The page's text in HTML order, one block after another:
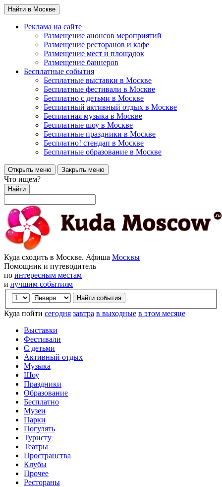
Найти в Москве
Реклама на сайте
Размещение анонсов мероприятий
Размещение ресторанов и кафе
Размещение мест и площадок
Размещение баннеров
Бесплатные события
Бесплатные выставки в Москве
Бесплатные фестивали в Москве
Бесплатно с детьми в Москве
Бесплатный активный отдых в Москве
Бесплатная музыка в Москве
Бесплатные шоу в Москве
Бесплатные праздники в Москве
Бесплатно! стендап в Москве
Бесплатные образование в Москве
Открыть меню Закрыть меню
Что ищем?
Найти
Куда сходить в Москве. Афиша Москвы
Помощник и путеводитель
по интересным местам
и лучшим событиям
Куда пойти сегодня завтра в выходные в этом месяце
Выставки
Фестивали
С детьми
Активный отдых
Музыка
Шоу
Праздники
Образование
Бесплатно
Музеи
Парки
Погулять
Туристу
Театры
Пространства
Клубы
Прочее
Рестораны